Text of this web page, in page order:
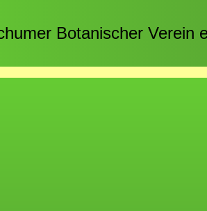
Botanischer Verein